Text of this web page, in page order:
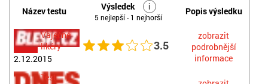
Název testu Výsledek i
5 nejlepší - 1 nejhorší
Popis výsledku
Vaječné
likéry
2.12.2015
3.5
zobrazit
podrobnější
informace
Test